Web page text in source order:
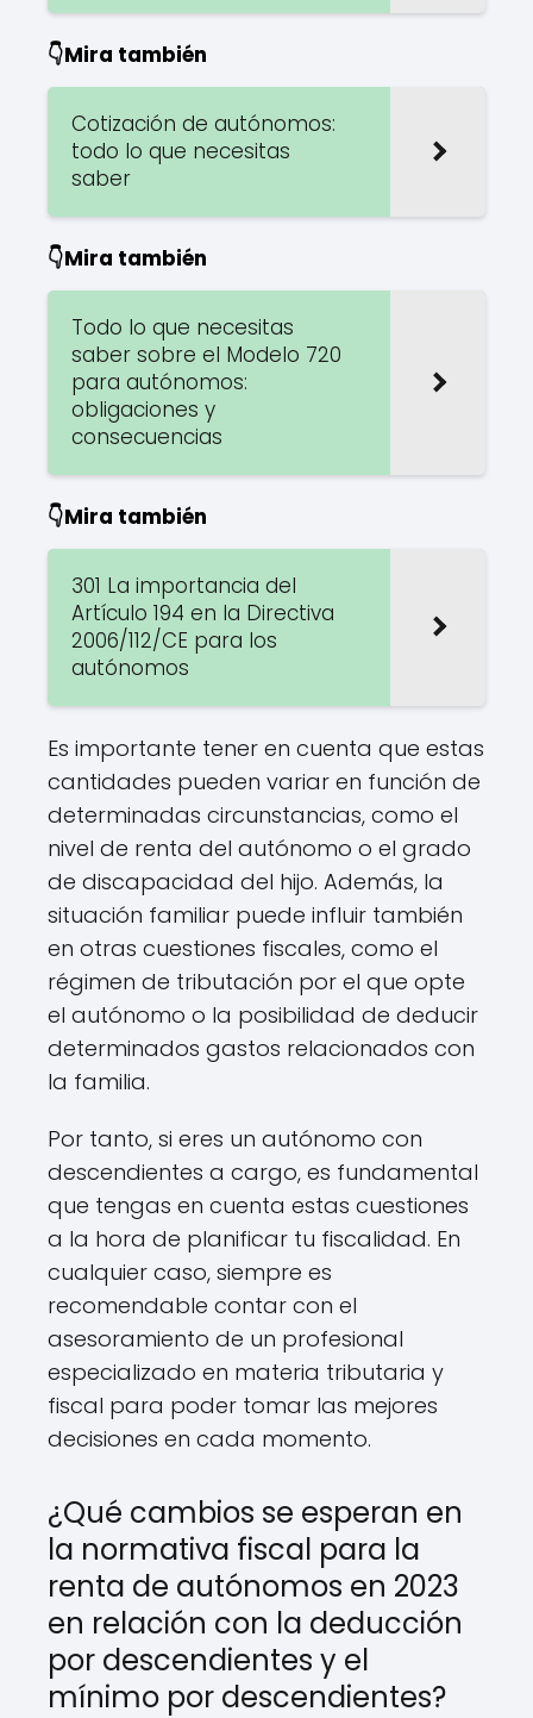
👇Mira también
Cotización de autónomos:
todo lo que necesitas
saber
👇Mira también
Todo lo que necesitas
saber sobre el Modelo 720
para autónomos:
obligaciones y
consecuencias
👇Mira también
301 La importancia del
Artículo 194 en la Directiva
2006/112/CE para los
autónomos
Es importante tener en cuenta que estas
cantidades pueden variar en función de
determinadas circunstancias, como el
nivel de renta del autónomo o el grado
de discapacidad del hijo. Además, la
situación familiar puede influir también
en otras cuestiones fiscales, como el
régimen de tributación por el que opte
el autónomo o la posibilidad de deducir
determinados gastos relacionados con
la familia.
Por tanto, si eres un autónomo con
descendientes a cargo, es fundamental
que tengas en cuenta estas cuestiones
a la hora de planificar tu fiscalidad. En
cualquier caso, siempre es
recomendable contar con el
asesoramiento de un profesional
especializado en materia tributaria y
fiscal para poder tomar las mejores
decisiones en cada momento.
¿Qué cambios se esperan en
la normativa fiscal para la
renta de autónomos en 2023
en relación con la deducción
por descendientes y el
mínimo por descendientes?